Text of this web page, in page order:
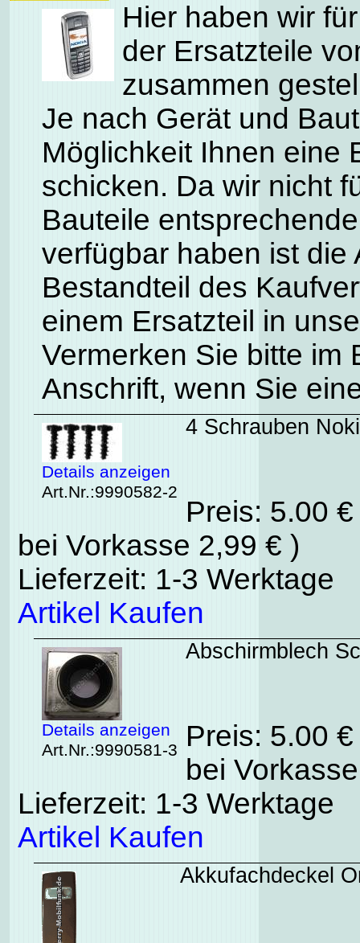
Hier haben wir
der Ersatzteile
zusammen
Je nach Gerät und
Möglichkeit Ihnen eine
schicken. Da wir nicht
Bauteile
verfügbar haben ist die
Bestandteil des
einem Ersatzteil in
Vermerken Sie bitte im
Anschrift, wenn Sie
Details anzeigen
Art.Nr.:9990582-2
4 Schrauben
Preis: 5.00
bei Vorkasse 2,99 € )
Lieferzeit: 1-3 Werktage
Artikel Kaufen
Details anzeigen
Art.Nr.:9990581-3
Abschirmblech
Preis: 5.00
bei
Lieferzeit: 1-3 Werktage
Artikel Kaufen
Akkufachdeckel